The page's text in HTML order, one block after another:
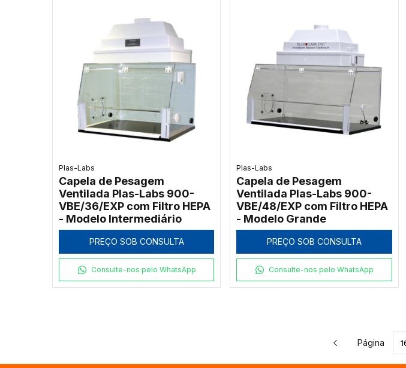
Plas-Labs
Capela de Pesagem
Ventilada Plas-Labs 900-
VBE/36/EXP com Filtro HEPA
- Modelo Intermediário
PREÇO SOB CONSULTA
Consulte-nos pelo WhatsApp
Plas-Labs
Capela de Pesagem
Ventilada Plas-Labs 900-
VBE/48/EXP com Filtro HEPA
- Modelo Grande
PREÇO SOB CONSULTA
Consulte-nos pelo WhatsApp
Página